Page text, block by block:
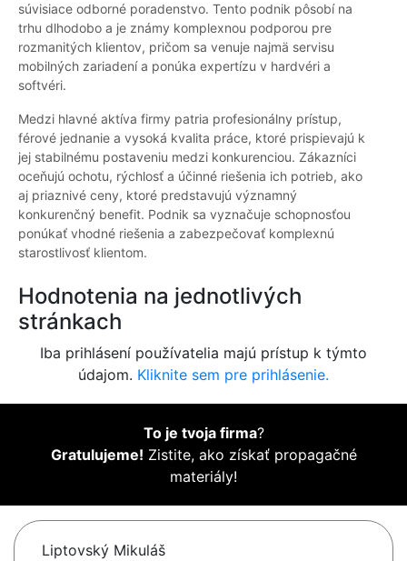
súvisiace odborné poradenstvo. Tento podnik pôsobí na
trhu dlhodobo a je známy komplexnou podporou pre
rozmanitých klientov, pričom sa venuje najmä servisu
mobilných zariadení a ponúka expertízu v hardvéri a
softvéri.
Medzi hlavné aktíva firmy patria profesionálny prístup,
férové jednanie a vysoká kvalita práce, ktoré prispievajú k
jej stabilnému postaveniu medzi konkurenciou. Zákazníci
oceňujú ochotu, rýchlosť a účinné riešenia ich potrieb, ako
aj priaznivé ceny, ktoré predstavujú významný
konkurenčný benefit. Podnik sa vyznačuje schopnosťou
ponúkať vhodné riešenia a zabezpečovať komplexnú
starostlivosť klientom.
Hodnotenia na jednotlivých
stránkach
Iba prihlásení používatelia majú prístup k týmto
údajom. Kliknite sem pre prihlásenie.
To je tvoja firma?
Gratulujeme! Zistite, ako získať propagačné
materiály!
Liptovský Mikuláš